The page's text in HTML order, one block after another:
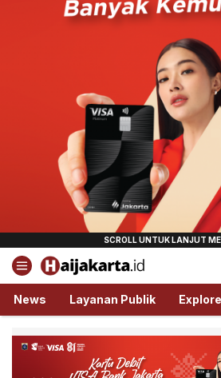
Haijakarta.id
Semua Tentang Jakarta Ada
News Layanan Publik